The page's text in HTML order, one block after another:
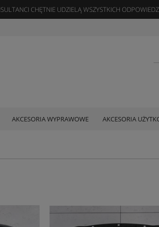
CHĘTNIE UDZIELĄ WSZYSTKICH
AKCESORIA WYPRAWOWE AKCESORIA